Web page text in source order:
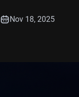
Nov 18, 2025